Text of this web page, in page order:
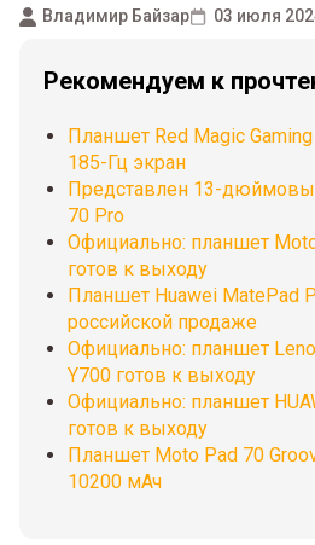
Владимир Байзар 03 июля
Рекомендуем к
Планшет Red Magic
185-Гц экран
Представлен 13-
70 Pro
Официально: планшет
готов к выходу
Планшет Huawei MatePad
российской продаже
Официально: планшет
Y700 готов к выходу
Официально: планшет
готов к выходу
Планшет Moto Pad 70
10200 мАч